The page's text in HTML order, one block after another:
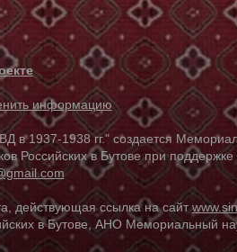
информацию
1938 гг." создается
Российских в Бутове при
действующая ссылка на сайт
в Бутове, АНО Мемориальный